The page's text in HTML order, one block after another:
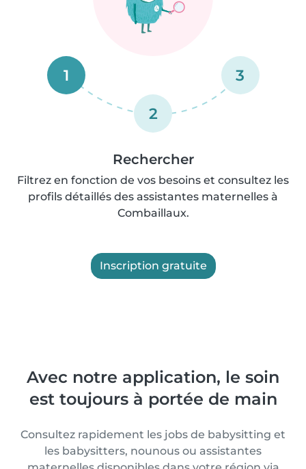
1
2
3
Rechercher
Filtrez en fonction de vos besoins et consultez les
profils détaillés des assistantes maternelles à
Combaillaux.
Inscription gratuite
Avec notre application, le soin
est toujours à portée de main
Consultez rapidement les jobs de babysitting et
les babysitters, nounous ou assistantes